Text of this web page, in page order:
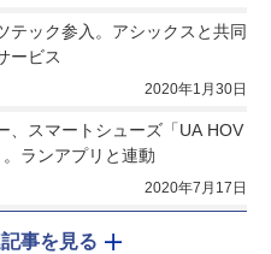
テック参入。アシックスと共同
ービス
2020年1月30日
、スマートシューズ「UA HOV
ランアプリと連動
2020年7月17日
事を見る